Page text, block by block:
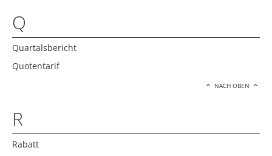
Q
Quartalsbericht
Quotentarif
NACH OBEN
R
Rabatt